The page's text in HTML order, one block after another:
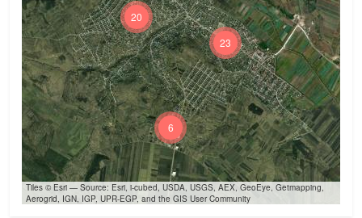
23
20
6
Tiles © Esri — Source: Esri, i-cubed, USDA, USGS, AEX, GeoEye, Getmapping,
Aerogrid, IGN, IGP, UPR-EGP, and the GIS User Community